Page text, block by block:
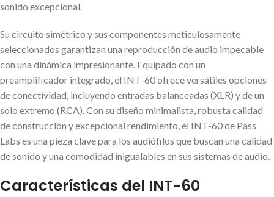
sonido excepcional.
Su circuito simétrico y sus componentes meticulosamente
seleccionados garantizan una reproducción de audio impecable
con una dinámica impresionante. Equipado con un
preamplificador integrado, el INT-60 ofrece versátiles opciones
de conectividad, incluyendo entradas balanceadas (XLR) y de un
solo extremo (RCA). Con su diseño minimalista, robusta calidad
de construcción y excepcional rendimiento, el INT-60 de Pass
Labs es una pieza clave para los audiófilos que buscan una calidad
de sonido y una comodidad inigualables en sus sistemas de audio.
Características del INT-60